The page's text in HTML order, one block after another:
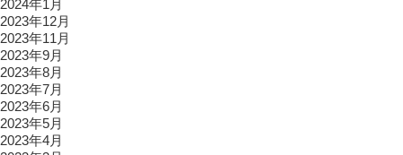
2024年1月
2023年12月
2023年11月
2023年9月
2023年8月
2023年7月
2023年6月
2023年5月
2023年4月